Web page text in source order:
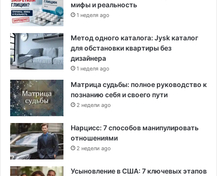
мифы и реальность
1 неделя ago
Метод одного каталога: Jysk каталог
для обстановки квартиры без
дизайнера
1 неделя ago
Матрица судьбы: полное руководство к
познанию себя и своего пути
2 недели ago
Нарцисс: 7 способов манипулировать
отношениями
2 недели ago
Усыновление в США: 7 ключевых этапов